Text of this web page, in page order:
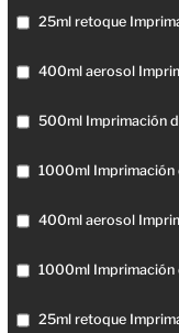
25ml retoque
400ml aerosol
500ml Imprimación
1000ml Imprimación
400ml aerosol
1000ml
25ml retoque